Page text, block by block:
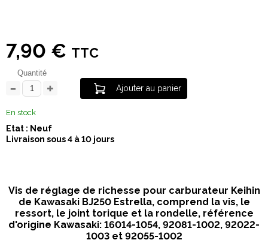
7,90 € TTC
Quantité
Ajouter au panier
En stock
Etat : Neuf
Livraison sous 4 à 10 jours
Vis de réglage de richesse pour carburateur Keihin
de Kawasaki BJ250 Estrella, comprend la vis, le
ressort, le joint torique et la rondelle, référence
d'origine Kawasaki: 16014-1054, 92081-1002, 92022-
1003 et 92055-1002